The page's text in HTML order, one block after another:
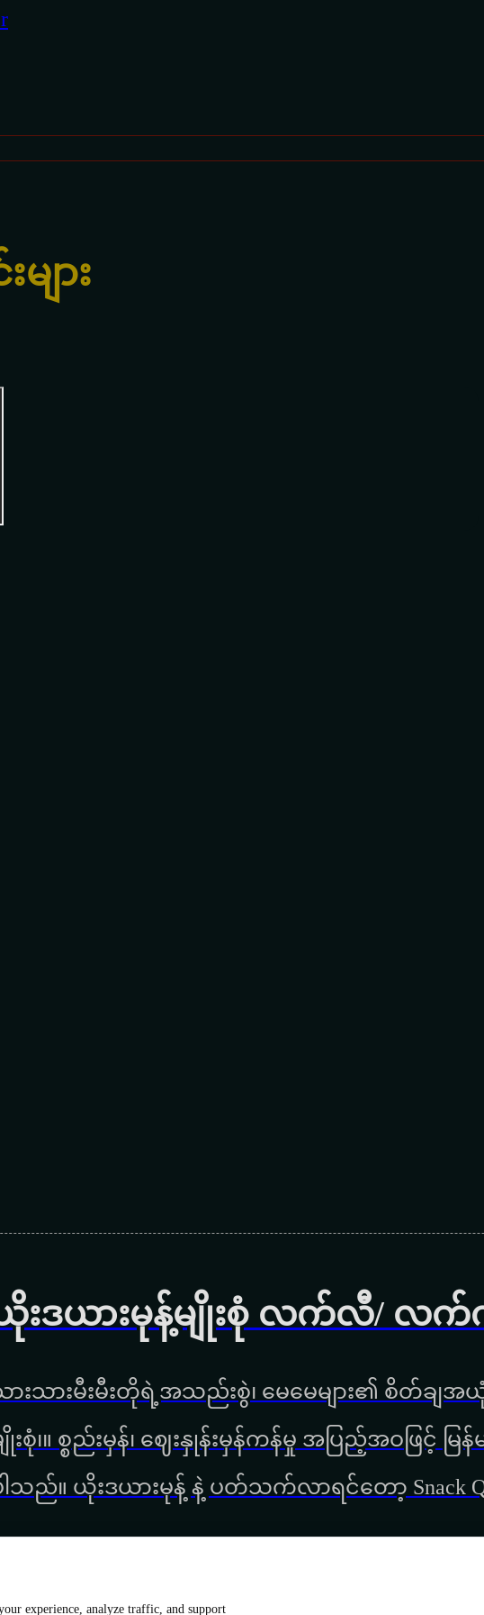
ျား
းဒယားမုန့်မျိုးစုံ လက်လီ/ လက်
ားသားမီးမီးတိုရဲ့အသည်းစွဲ၊ မေမေများ၏ စိတ်ချအယုံ
ျိုးစုံ၊။ စ္စည်းမှန်၊ ‌ဈေးနှုန်းမှန်ကန်မှု အပြည့်အဝဖြင့်
ါသည်။ ယိုးဒယားမုန့် နဲ့ ပတ်သက်လာရင်တော့
experience, analyze traffic, and support